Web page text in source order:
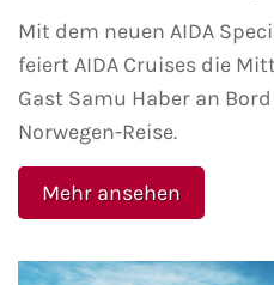
Mit dem neuen AIDA
feiert AIDA Cruises die
Gast Samu Haber an
Norwegen-Reise.
Mehr ansehen